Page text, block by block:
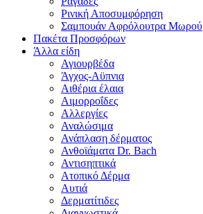
Ρινική Αποσυμφόρηση
Σαμπουάν Αφρόλουτρα Μωρού
Πακέτα Προσφόρων
Άλλα είδη
Αγιουρβέδα
Άγχος-Αϋπνια
Αιθέρια έλαια
Αιμορροΐδες
Αλλεργίες
Αναλώσιμα
Ανάπλαση δέρματος
Ανθοϊάματα Dr. Bach
Αντισηπτικά
Ατοπικό Δέρμα
Αυτιά
Δερματίτιδες